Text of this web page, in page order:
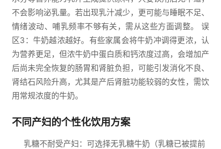
不会影响泌乳量。若出现乳汁减少，更可能与睡眠不足、
情绪波动、哺乳频率不够有关，需从这些方面调整。 误
区3：牛奶越浓越好。有些家属会将牛奶冲调得更浓，认
为营养更足，但浓牛奶中蛋白质和钙浓度过高，会增加产
后尚未完全恢复的肠胃和肾脏负担，可能引发消化不良、
肾结石风险升高，尤其是产后肾脏功能较弱的女性，需饮
用常规浓度的牛奶。
不同产妇的个性化饮用方案
乳糖不耐受产妇：可选择无乳糖牛奶（乳糖已被提前